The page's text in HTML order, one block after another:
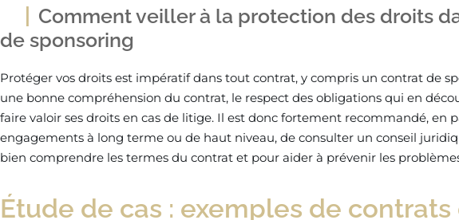
Comment veiller à la protection des droits
de sponsoring
Protéger vos droits est impératif dans tout contrat, y compris un contrat de
une bonne compréhension du contrat, le respect des obligations qui en
faire valoir ses droits en cas de litige. Il est donc fortement recommandé, en
engagements à long terme ou de haut niveau, de consulter un conseil
bien comprendre les termes du contrat et pour aider à prévenir les
Étude de cas : exemples de contrats